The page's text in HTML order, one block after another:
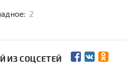
2
ИЗ СОЦСЕТЕЙ